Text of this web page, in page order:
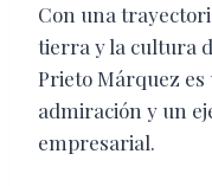
Con una
tierra y la cultura
Prieto Márquez
admiración y un
empresarial.